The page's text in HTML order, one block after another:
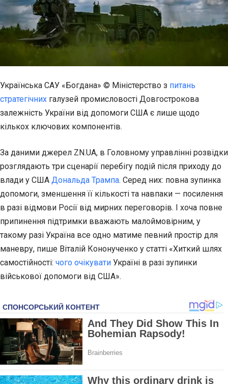
Українська САУ «Богдана» © Міністерство з питань
стратегічних галузей промисловості Довгострокова
залежність України від допомоги США є лише щодо
кількох ключових компонентів.
За даними джерел ZN.UA, в Головному управлінні розвідки
розглядають три сценарії перебігу подій після приходу до
влади у США Дональда Трампа. Серед них: повна зупинка
допомоги, зменшення її кількості та навпаки — посилення
в разі відмови Росії від мирних переговорів. І хоча повне
припинення підтримки вважають малоймовірним, у
такому разі Україна все одно матиме певний простір для
маневру, пише Віталій Кононученко у статті «Хиткий шлях
самостійності: чого очікувати Україні в разі зупинки
військової допомоги від США».